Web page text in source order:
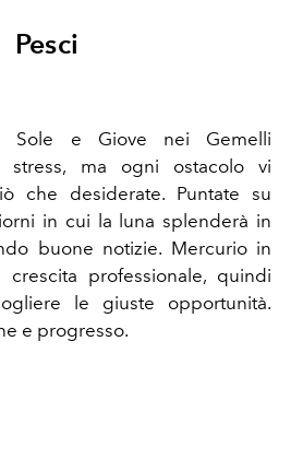
Pesci
Sole e Giove nei Gemelli
stress, ma ogni ostacolo vi
che desiderate. Puntate su
in cui la luna splenderà in
buone notizie. Mercurio in
professionale, quindi
le giuste opportunità.
e progresso.